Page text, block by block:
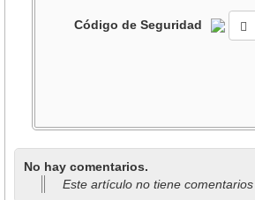
Código de Seguridad
No hay comentarios.
Este artículo no tiene